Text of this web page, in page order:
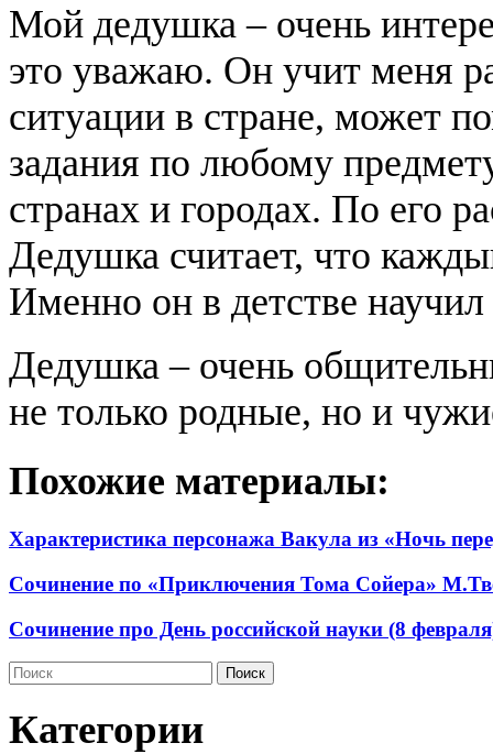
Мой дедушка – очень
это уважаю. Он учит меня
ситуации в стране, может
задания по любому
странах и городах. По его
Дедушка считает, что
Именно он в детстве
Дедушка – очень
не только родные, но и
Похожие материалы:
Характеристика персонажа Вакула из «Ночь
Сочинение по «Приключения Тома Сойера»
Сочинение про День российской науки (8
Категории